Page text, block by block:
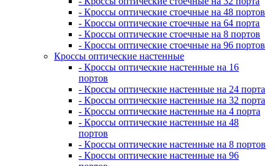
- Кроссы оптические стоечные на 48 портов
- Кроссы оптические стоечные на 64 порта
- Кроссы оптические стоечные на 8 портов
- Кроссы оптические стоечные на 96 портов
Кроссы оптические настенные
- Кроссы оптические настенные на 16
портов
- Кроссы оптические настенные на 24 порта
- Кроссы оптические настенные на 32 порта
- Кроссы оптические настенные на 4 порта
- Кроссы оптические настенные на 48
портов
- Кроссы оптические настенные на 8 портов
- Кроссы оптические настенные на 96